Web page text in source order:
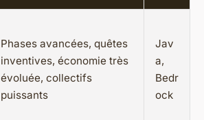
Phases avancées, quêtes
inventives, économie très
évoluée, collectifs
puissants
Jav
a,
Bedr
ock